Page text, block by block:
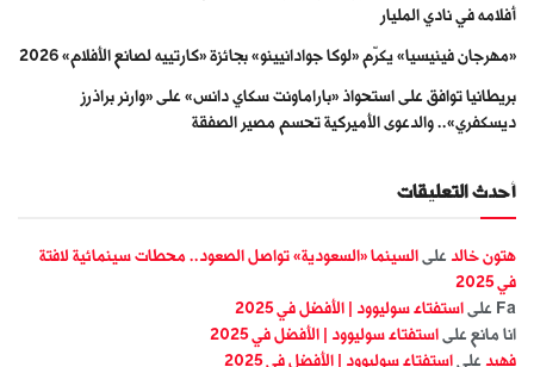
أفلامه في نادي المليار
«مهرجان فينيسيا» يكرّم «لوكا جوادانيينو» بجائزة «كارتييه لصانع الأفلام» 2026
بريطانيا توافق على استحواذ «باراماونت سكاي دانس» على «وارنر براذرز
ديسكفري».. والدعوى الأميركية تحسم مصير الصفقة
أحدث التعليقات
هتون خالد على السينما «السعودية» تواصل الصعود.. محطات سينمائية لافتة
في 2025
Fa على استفتاء سوليوود | الأفضل في 2025
انا مانع على استفتاء سوليوود | الأفضل في 2025
فهيد على استفتاء سوليوود | الأفضل في 2025